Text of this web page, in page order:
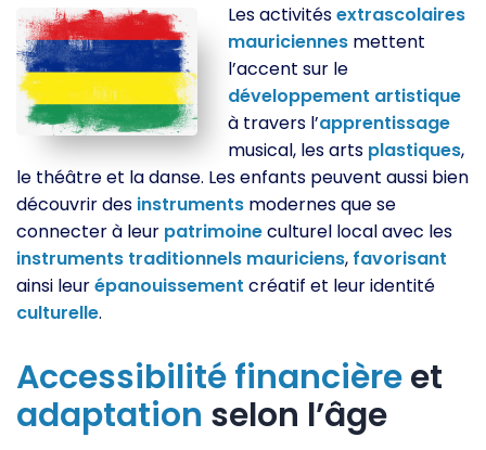
Les activitésextrascolaires
mauriciennes mettent
l’accent sur le
développement artistique
à travers l’apprentissage
musical, les arts plastiques,
le théâtre et la danse. Les enfants peuvent aussi bien
découvrir des instruments modernes que se
connecter à leur patrimoineculturel local avec les
instruments traditionnels mauriciens, favorisant
ainsi leurépanouissement créatif et leur identité
culturelle.
Accessibilitéfinancièreet
adaptation selon l’âge